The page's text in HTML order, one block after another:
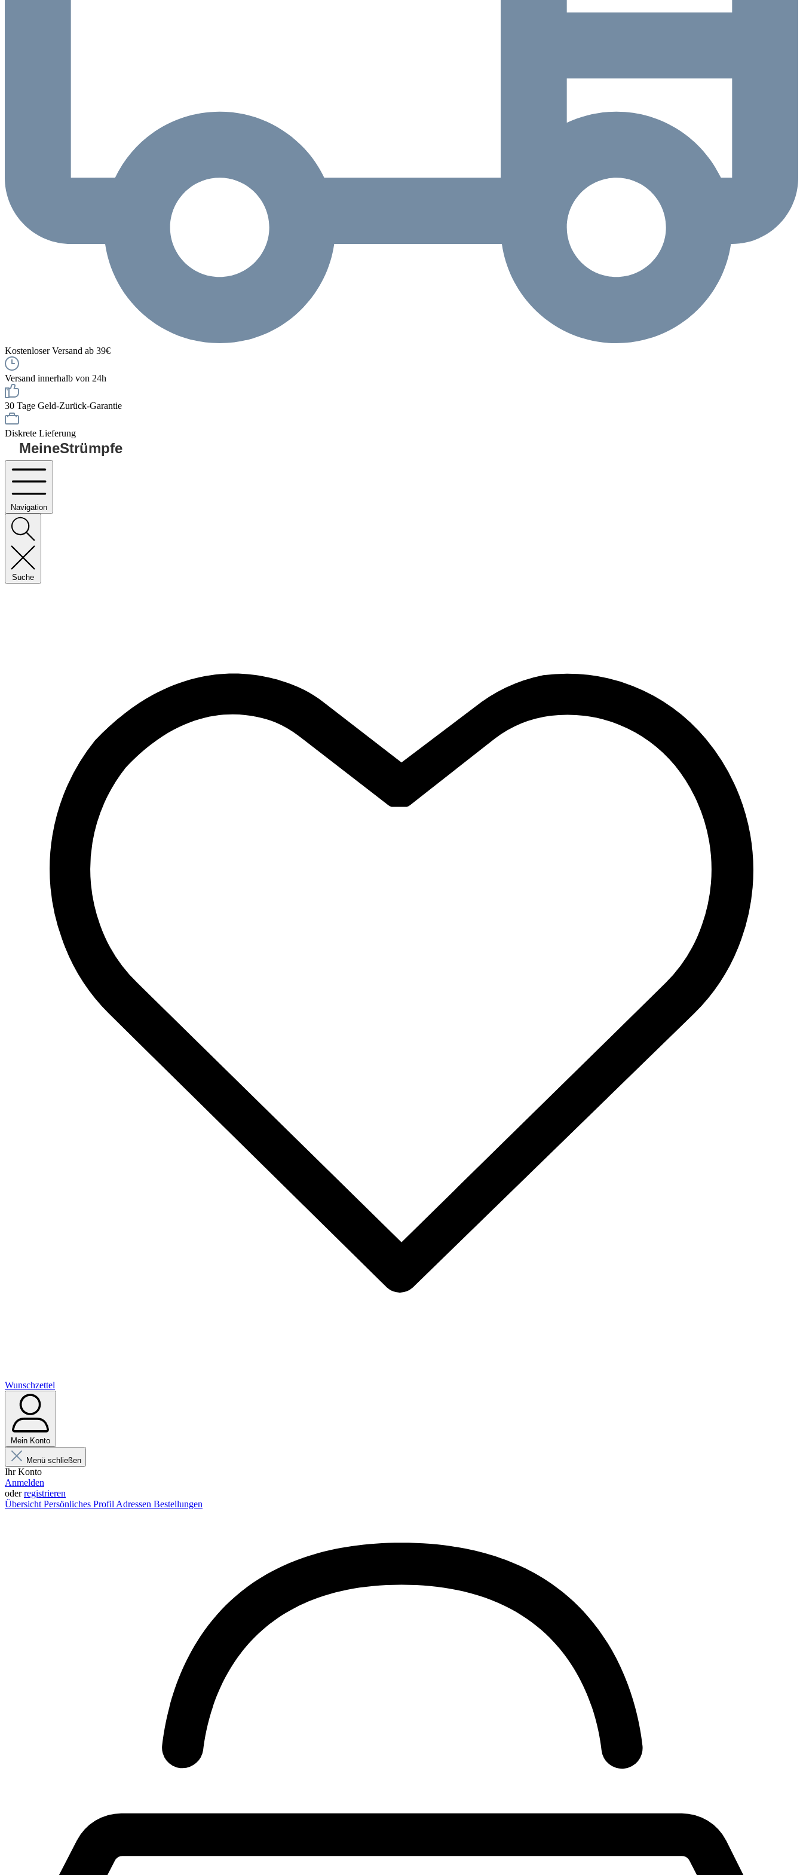
Kostenloser Versand ab 39€
Versand innerhalb von 24h
30 Tage Geld-Zurück-Garantie
Diskrete Lieferung
MeineStrümpfe
Navigation
Suche
Wunschzettel
Mein Konto
Menü schließen
Ihr Konto
Anmelden
oderregistrieren
Übersicht Persönliches Profil Adressen Bestellungen